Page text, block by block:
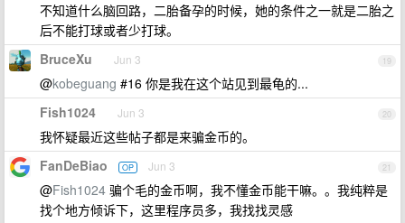
不知道什么脑回路，二胎备孕的时候，她的条件之一就是二胎之
后不能打球或者少打球。
19
BruceXu Jun 3
@kobeguang #16 你是我在这个站见到最龟的...
20
Fish1024 Jun 3
我怀疑最近这些帖子都是来骗金币的。
21
FanDeBiao OP Jun 3
@Fish1024 骗个毛的金币啊，我不懂金币能干嘛。。我纯粹是
找个地方倾诉下，这里程序员多，我找找灵感